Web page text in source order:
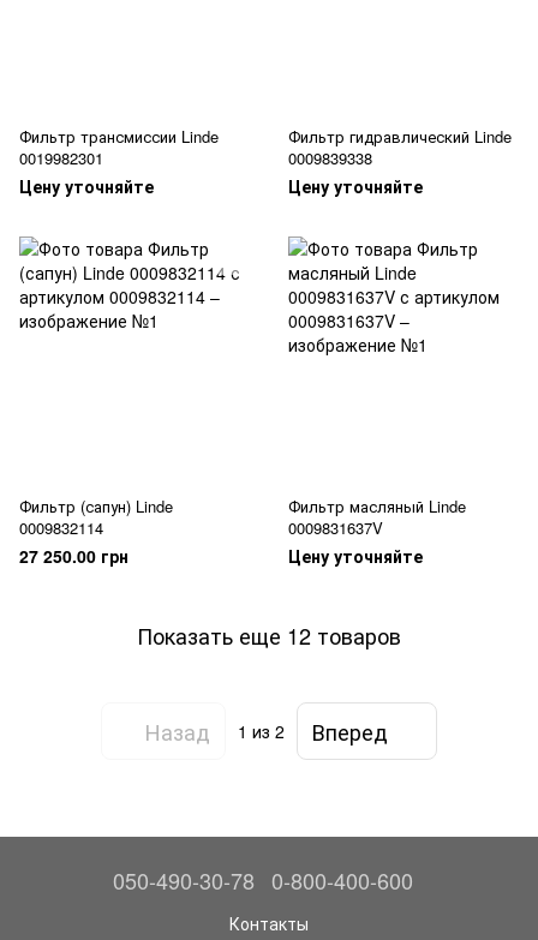
Фильтр трансмиссии Linde
0019982301
Цену уточняйте
Фильтр гидравлический Linde
0009839338
Цену уточняйте
Фильтр (сапун) Linde
0009832114
27 250.00 грн
Фильтр масляный Linde
0009831637V
Цену уточняйте
Показать еще 12 товаров
Назад 1 из 2 Вперед
050-490-30-78 0-800-400-600
Контакты